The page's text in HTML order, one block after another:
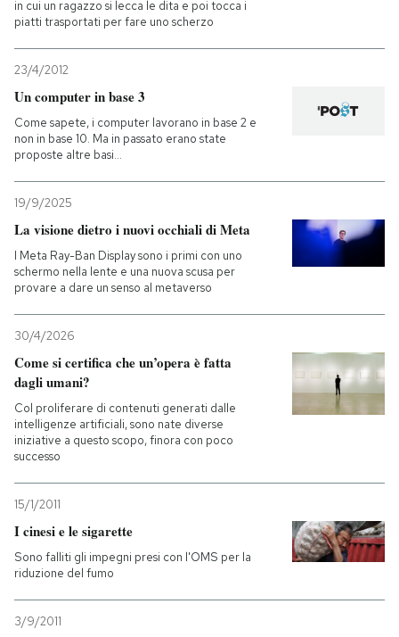
in cui un ragazzo si lecca le dita e poi tocca i
piatti trasportati per fare uno scherzo
23/4/2012
Un computer in base 3
Come sapete, i computer lavorano in base 2 e
non in base 10. Ma in passato erano state
proposte altre basi...
19/9/2025
La visione dietro i nuovi occhiali di Meta
I Meta Ray-Ban Display sono i primi con uno
schermo nella lente e una nuova scusa per
provare a dare un senso al metaverso
30/4/2026
Come si certifica che un’opera è fatta
dagli umani?
Col proliferare di contenuti generati dalle
intelligenze artificiali, sono nate diverse
iniziative a questo scopo, finora con poco
successo
15/1/2011
I cinesi e le sigarette
Sono falliti gli impegni presi con l'OMS per la
riduzione del fumo
3/9/2011